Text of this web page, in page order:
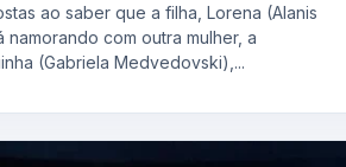
ao saber que a filha, Lorena (Alanis
namorando com outra mulher, a
(Gabriela Medvedovski),...